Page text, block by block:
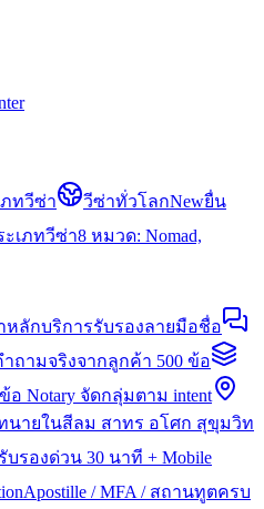
ทวีซ่า วีซ่าทั่วโลกNewยื่น
ะเภทวีซ่า8 หมวด: Nomad,
หลักบริการรับรองลายมือชื่อ
ถามจริงจากลูกค้า 500 ข้อ
อ Notary จัดกลุ่มตาม intent
นายในสีลม สาทร อโศก สุขุมวิท
รับรองด่วน 30 นาที + Mobile
Apostille / MFA / สถานทูตครบ